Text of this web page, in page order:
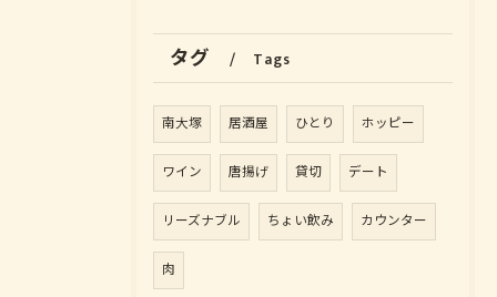
タグ Tags
南大塚 居酒屋 ひとり ホッピー
ワイン 唐揚げ 貸切 デート
リーズナブル ちょい飲み カウンター
肉